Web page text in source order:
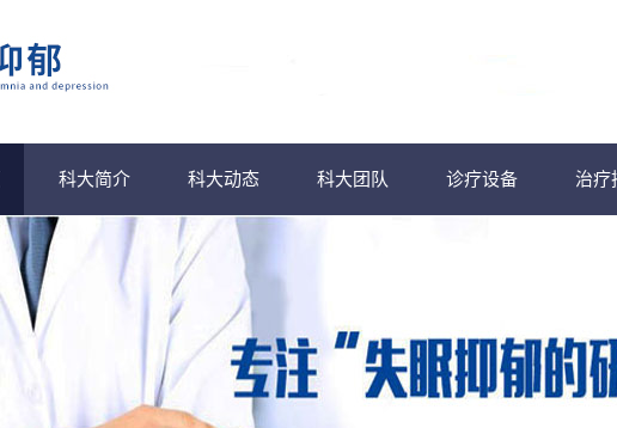
科大简介 科大动态 科大团队 诊疗设备 治疗